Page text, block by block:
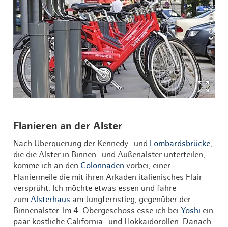
© Corneluis-Kalk
Flanieren an der Alster
Nach Überquerung der Kennedy- und Lombardsbrücke
die die Alster in Binnen- und Außenalster unterteilen,
komme ich an den Colonnaden vorbei, einer
Flaniermeile die mit ihren Arkaden italienisches Flair
versprüht. Ich möchte etwas essen und fahre
zum Alsterhaus am Jungfernstieg, gegenüber der
Binnenalster. Im 4. Obergeschoss esse ich bei Yoshi ein
paar köstliche California- und Hokkaidorollen. Danach